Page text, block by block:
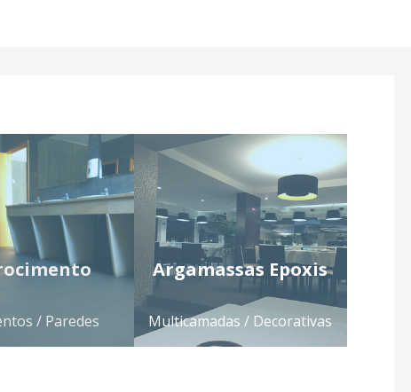
/ Paredes
Argamassas Epoxis
Multicamadas / Decorativas